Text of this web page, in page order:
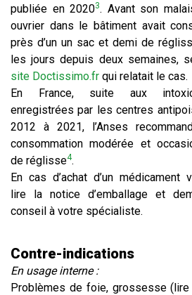
publiée en 20203. Avant son
ouvrier dans le bâtiment avait
près d’un un sac et demi de
les jours depuis deux semaines,
site Doctissimo.fr qui relatait le cas.
En France, suite aux
enregistrées par les centres
2012 à 2021, l’Anses
consommation modérée et
de réglisse4.
En cas d’achat d’un médicament
lire la notice d’emballage et
conseil à votre spécialiste.
Contre-indications
En usage interne :
Problèmes de foie, grossesse